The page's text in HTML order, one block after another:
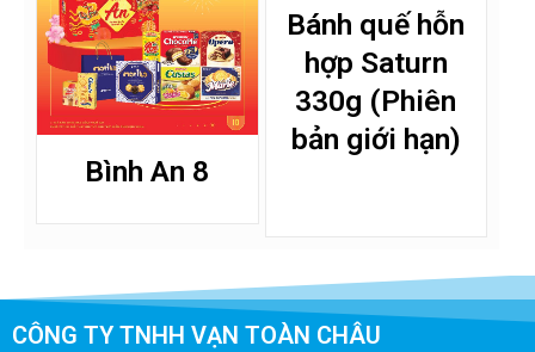
Bình An 8
Bánh quế hỗn
hợp Saturn
330g (Phiên
bản giới hạn)
CÔNG TY TNHH VẠN TOÀN CHÂU